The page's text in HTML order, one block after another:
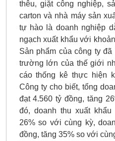
thêu, giặt công nghiệp,
carton và nhà máy sản
tự hào là doanh nghiệp
ngạch xuất khẩu với
Sản phẩm của công ty
trường lớn của thế giới
cáo thống kê thực hiện
Công ty cho biết, tổng
đạt 4.560 tỷ đồng, tăng
đó, doanh thu xuất
26% so với cùng kỳ,
đồng, tăng 35% so với